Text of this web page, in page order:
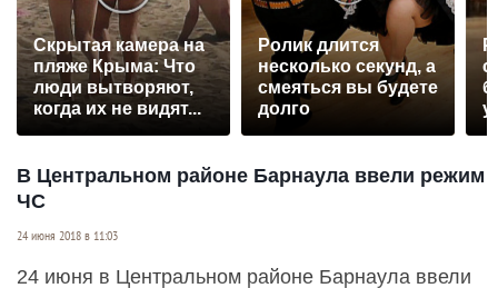
Скрытая камера на
пляже Крыма: Что
люди вытворяют,
когда их не видят...
Ролик длится
несколько секунд, а
смеяться вы будете
долго
В Центральном районе Барнаула ввели режим
ЧС
24 июня 2018 в 11:03
24 июня в Центральном районе Барнаула ввели